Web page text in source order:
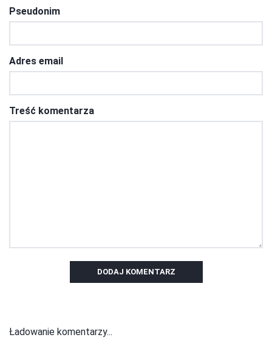
Pseudonim
Adres email
Treść komentarza
DODAJ KOMENTARZ
Ładowanie komentarzy...